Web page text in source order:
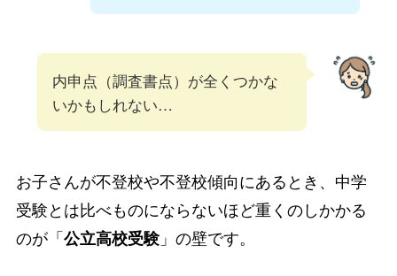
内申点（調査書点）が全くつかな
いかもしれない…
お子さんが不登校や不登校傾向にあるとき、中学
受験とは比べものにならないほど重くのしかかる
のが「公立高校受験」の壁です。